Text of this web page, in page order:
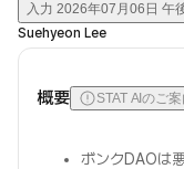
入力 2026年07月06日 午
Suehyeon Lee
概要 STAT AIのご案
ボンクDAOは